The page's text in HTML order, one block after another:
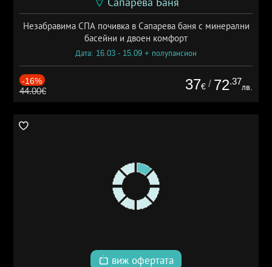
Незабравима СПА почивка в Сапарева баня с минерални
басейни и двоен комфорт
Дата: 16.03 - 15.09 + полупансион
-16%
44.00€ 37€ / 72.37
лв.
виж офертата